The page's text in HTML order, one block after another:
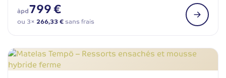
àpd799 €
ou 3× 266,33 €sans frais